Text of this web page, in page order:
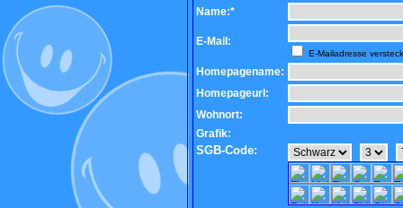
Name:*
E-Mail:
E-Mailadresse
Homepagename:
Homepageurl:
Wohnort:
Grafik:
SGB-Code: